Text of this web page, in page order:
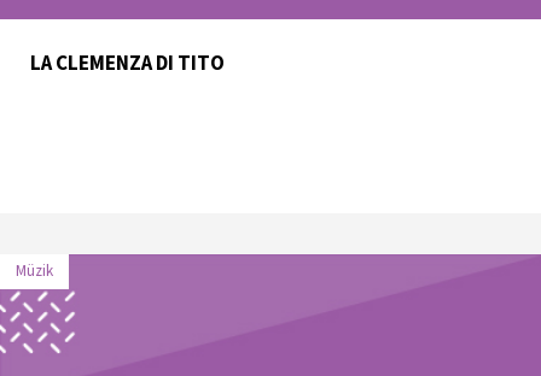
LA CLEMENZA DI TITO
Müzik